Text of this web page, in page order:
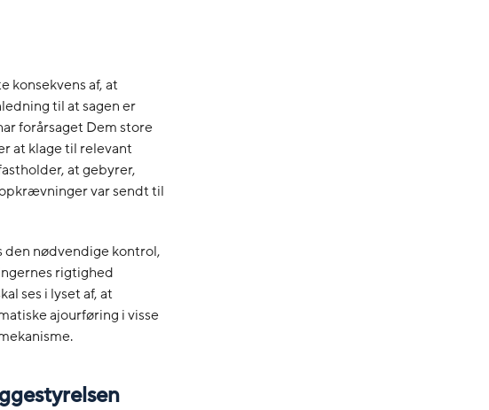
konsekvens af, at
til at sagen er
forårsaget Dem store
at klage til relevant
at gebyrer,
var sendt til
den nødvendige kontrol,
rigtighed
ses i lyset af, at
ajourføring i visse